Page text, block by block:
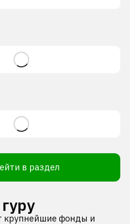
в раздел
крупнейшие фонды и